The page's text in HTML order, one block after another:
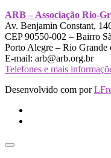
ARB – Associação Rio-
Av. Benjamin Constant,
CEP 90550-002 – Bairro
Porto Alegre – Rio Grande
E-mail: arb@arb.org.br
Telefones e mais
Desenvolvido com por